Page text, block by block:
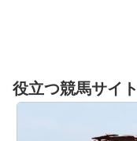
役立つ競馬サイト